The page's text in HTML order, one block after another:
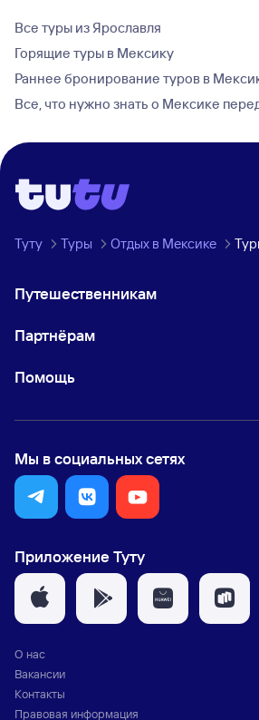
Все туры из Ярославля
Горящие туры в Мексику
Раннее бронирование туров в
Все, что нужно знать о Мексике
Туту Туры Отдых в Мексике
Путешественникам
Партнёрам
Помощь
Мы в социальных сетях
Приложение Туту
О нас
Вакансии
Контакты
Правовая информация